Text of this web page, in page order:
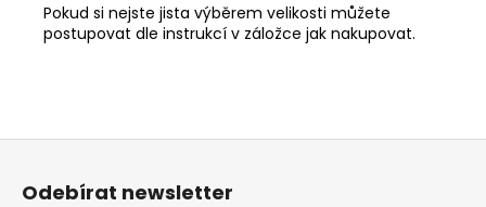
Pokud si nejste jista výběrem velikosti můžete
postupovat dle instrukcí v záložce jak nakupovat.
Z
Odebírat newsletter